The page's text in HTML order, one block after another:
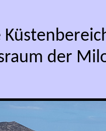
der